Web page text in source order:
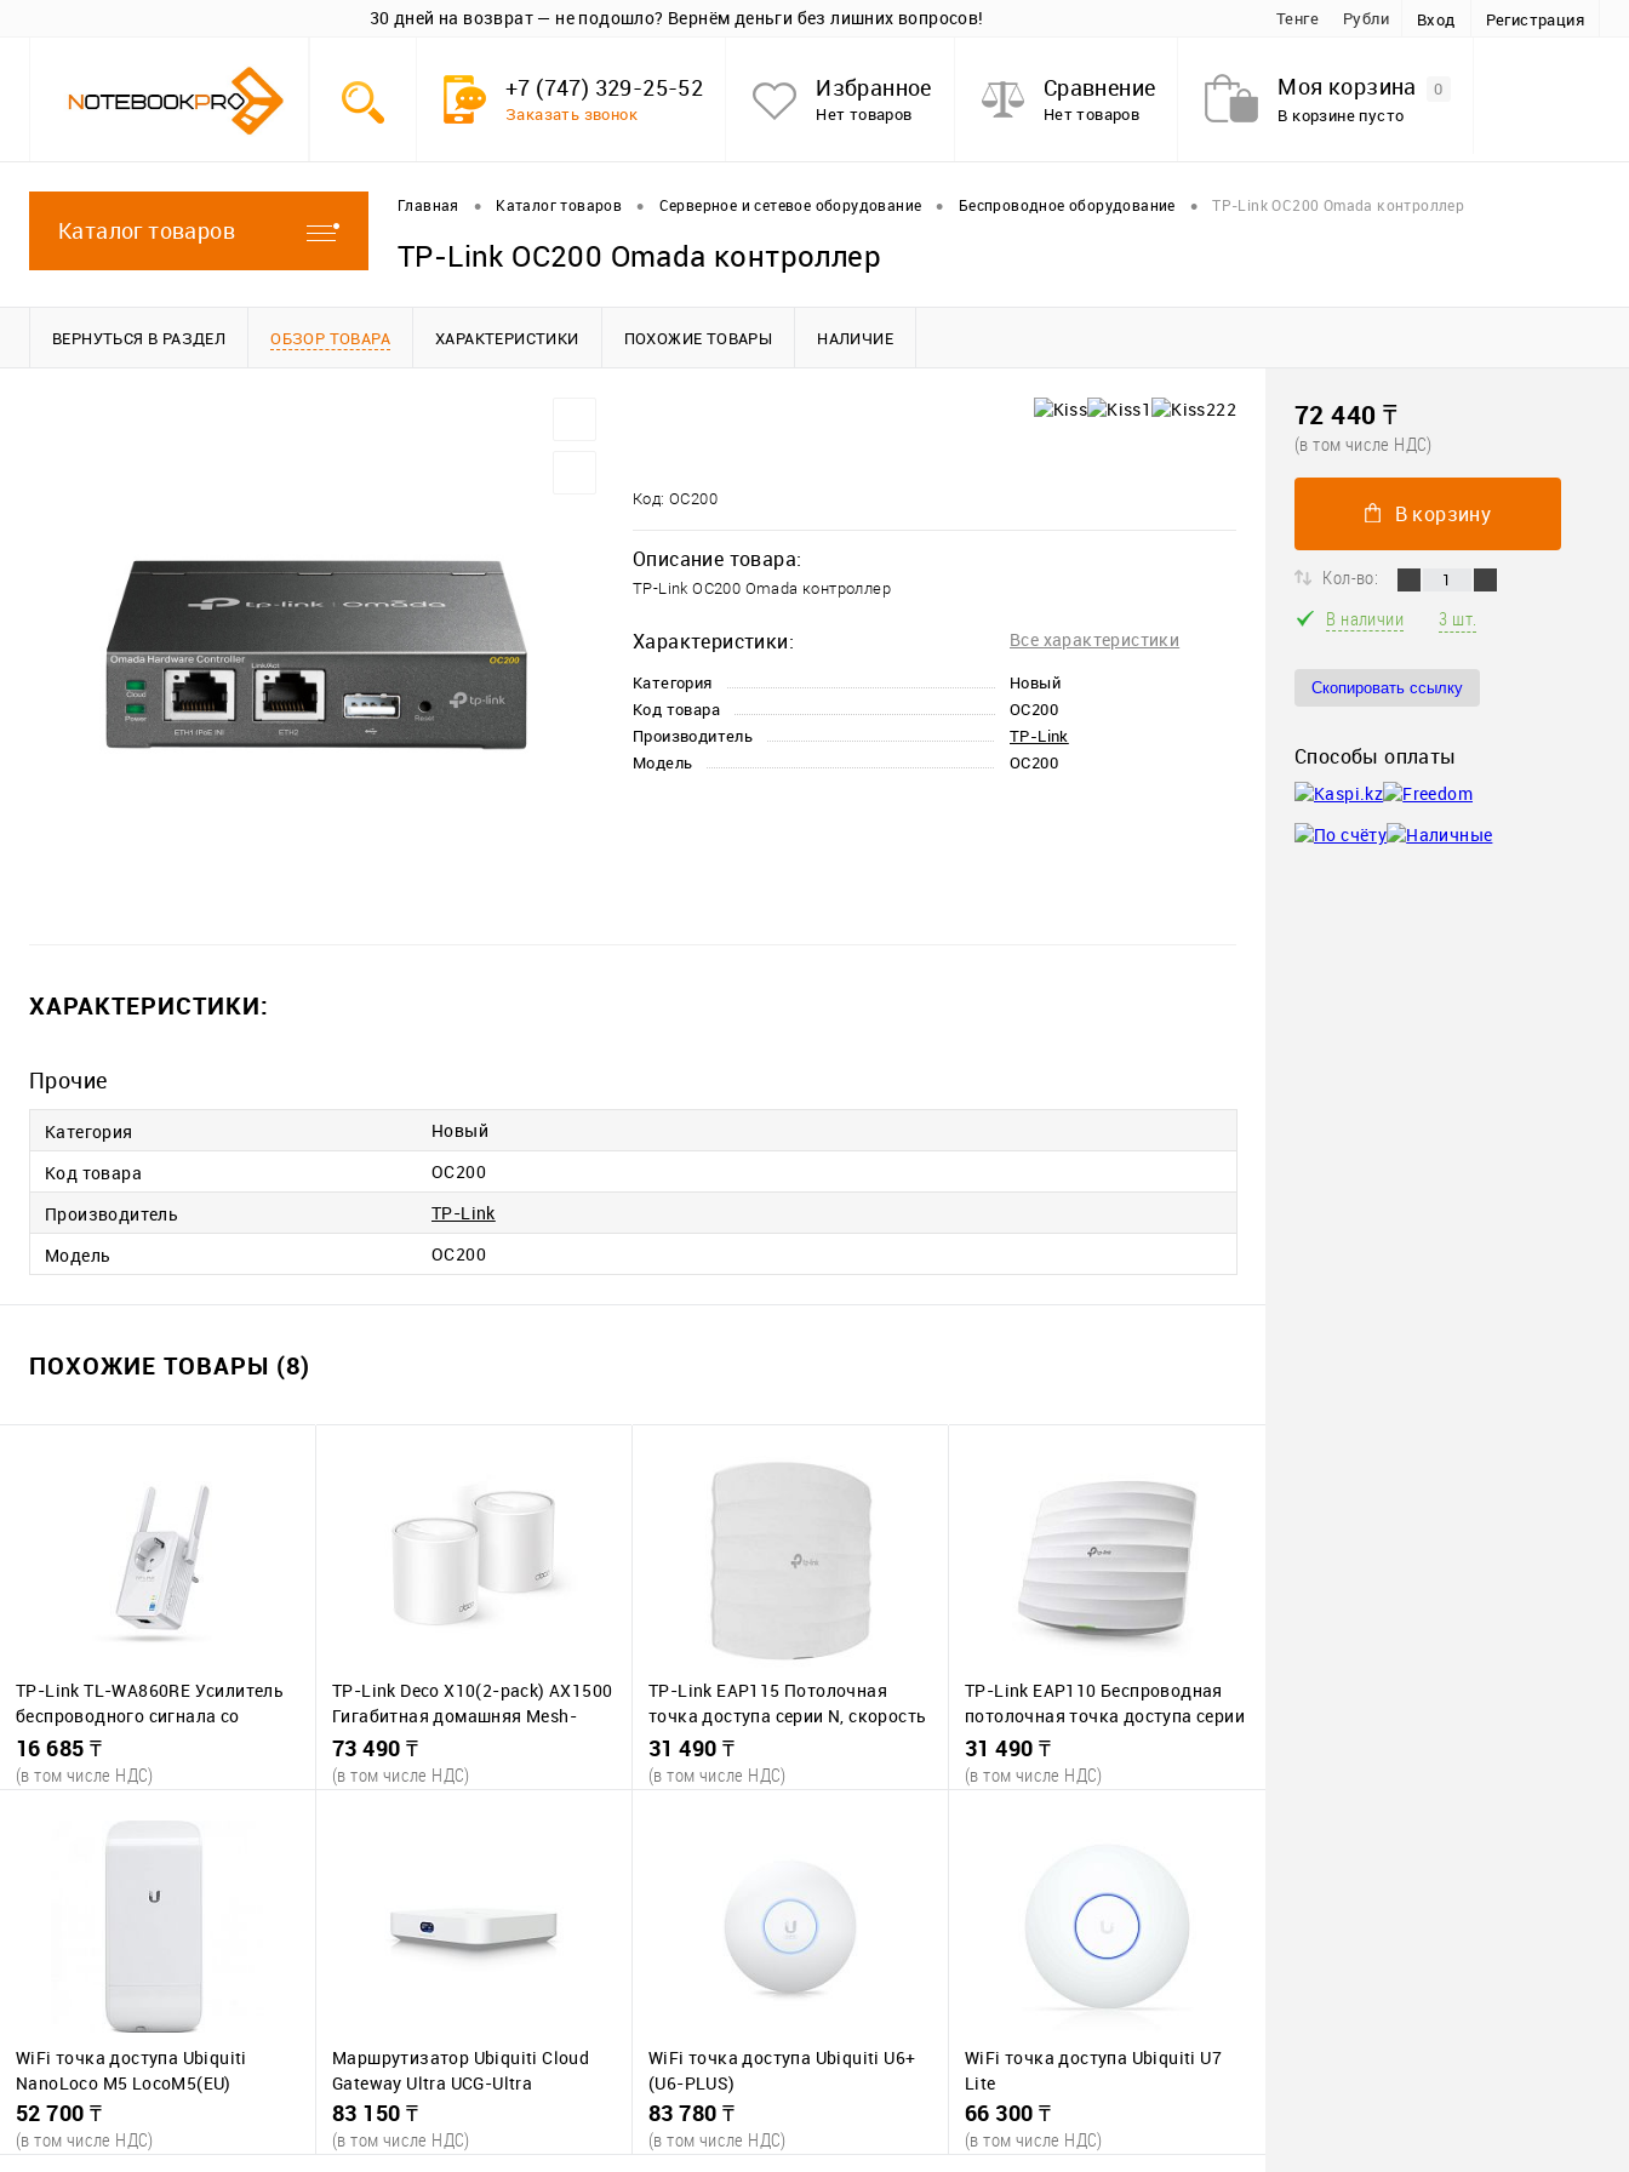
30 дней на возврат — не подошло? Вернём деньги без лишних вопросов! Тенге Рубли Вход Регистрация
+7 (747) 329-25-52
Заказать звонок
Избранное
Нет товаров
Сравнение
Нет товаров
Моя корзина
0
В корзине пусто
Каталог товаров
Главная • Каталог товаров • Серверное и сетевое оборудование • Беспроводное оборудование • TP-Link OC200 Omada контроллер
TP-Link OC200 Omada контроллер
ВЕРНУТЬСЯ В РАЗДЕЛ ОБЗОР ТОВАРА ХАРАКТЕРИСТИКИ ПОХОЖИЕ ТОВАРЫ НАЛИЧИЕ
Код: OC200
Описание товара:
TP-Link OC200 Omada контроллер
Характеристики: Все характеристики
Категория
Новый
Код товара
OC200
Производитель
TP-Link
Модель
OC200
ХАРАКТЕРИСТИКИ:
Прочие
Категория
Новый
Код товара
OC200
Производитель
TP-Link
Модель
OC200
ПОХОЖИЕ ТОВАРЫ (8)
TP-Link TL-WA860RE Усилитель
беспроводного сигнала со
встроенной розеткой, 300Мб
16 685 ₸
(в том числе НДС)
TP-Link Deco X10(2-pack) AX1500
Гигабитная домашняя Mesh-
система Wi-Fi 6
73 490 ₸
(в том числе НДС)
К сравнению
TP-Link EAP115 Потолочная
точка доступа серии N, скорость
до 300 Мбит/с
31 490 ₸
(в том числе НДС)
К сравнению
В избранное
В наличии
TP-Link EAP110 Беспроводная
потолочная точка доступа серии
N, скорость до 300 Мбит/с
31 490 ₸
(в том числе НДС)
К сравнению
В избранное
В наличии
2 шт.
WiFi точка доступа Ubiquiti
NanoLoco M5 LocoM5(EU)
52 700 ₸
(в том числе НДС)
Маршрутизатор Ubiquiti Cloud
Gateway Ultra UCG-Ultra
83 150 ₸
(в том числе НДС)
WiFi точка доступа Ubiquiti U6+
(U6-PLUS)
83 780 ₸
(в том числе НДС)
WiFi точка доступа Ubiquiti U7
Lite
66 300 ₸
(в том числе НДС)
72 440 ₸
(в том числе НДС)
В корзину
Кол-во:
В наличии
3 шт.
Скопировать ссылку
Способы оплаты